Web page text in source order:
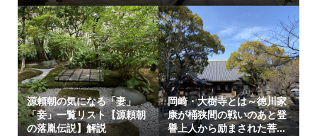
源頼朝の気になる「妻」
「妾」一覧リスト【源頼朝
の落胤伝説】解説
岡崎・大樹寺とは～徳川家
康が桶狭間の戦いのあと登
譽上人から励まされた菩...